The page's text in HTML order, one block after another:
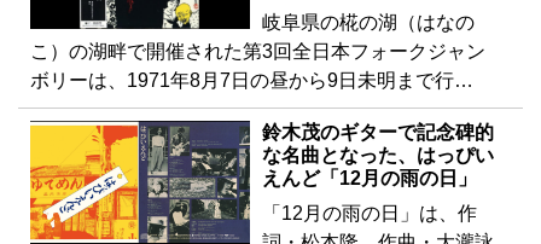
岐阜県の椛の湖（はなの
こ）の湖畔で開催された第3回全日本フォークジャン
ボリーは、1971年8月7日の昼から9日未明まで行…
鈴木茂のギターで記念碑的
な名曲となった、はっぴい
えんど「12月の雨の日」
「12月の雨の日」は、作